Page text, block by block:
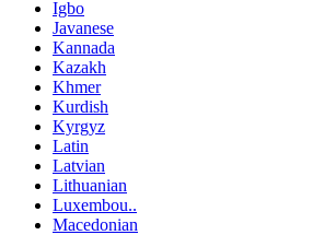
Igbo
Javanese
Kannada
Kazakh
Khmer
Kurdish
Kyrgyz
Latin
Latvian
Lithuanian
Luxembou..
Macedonian